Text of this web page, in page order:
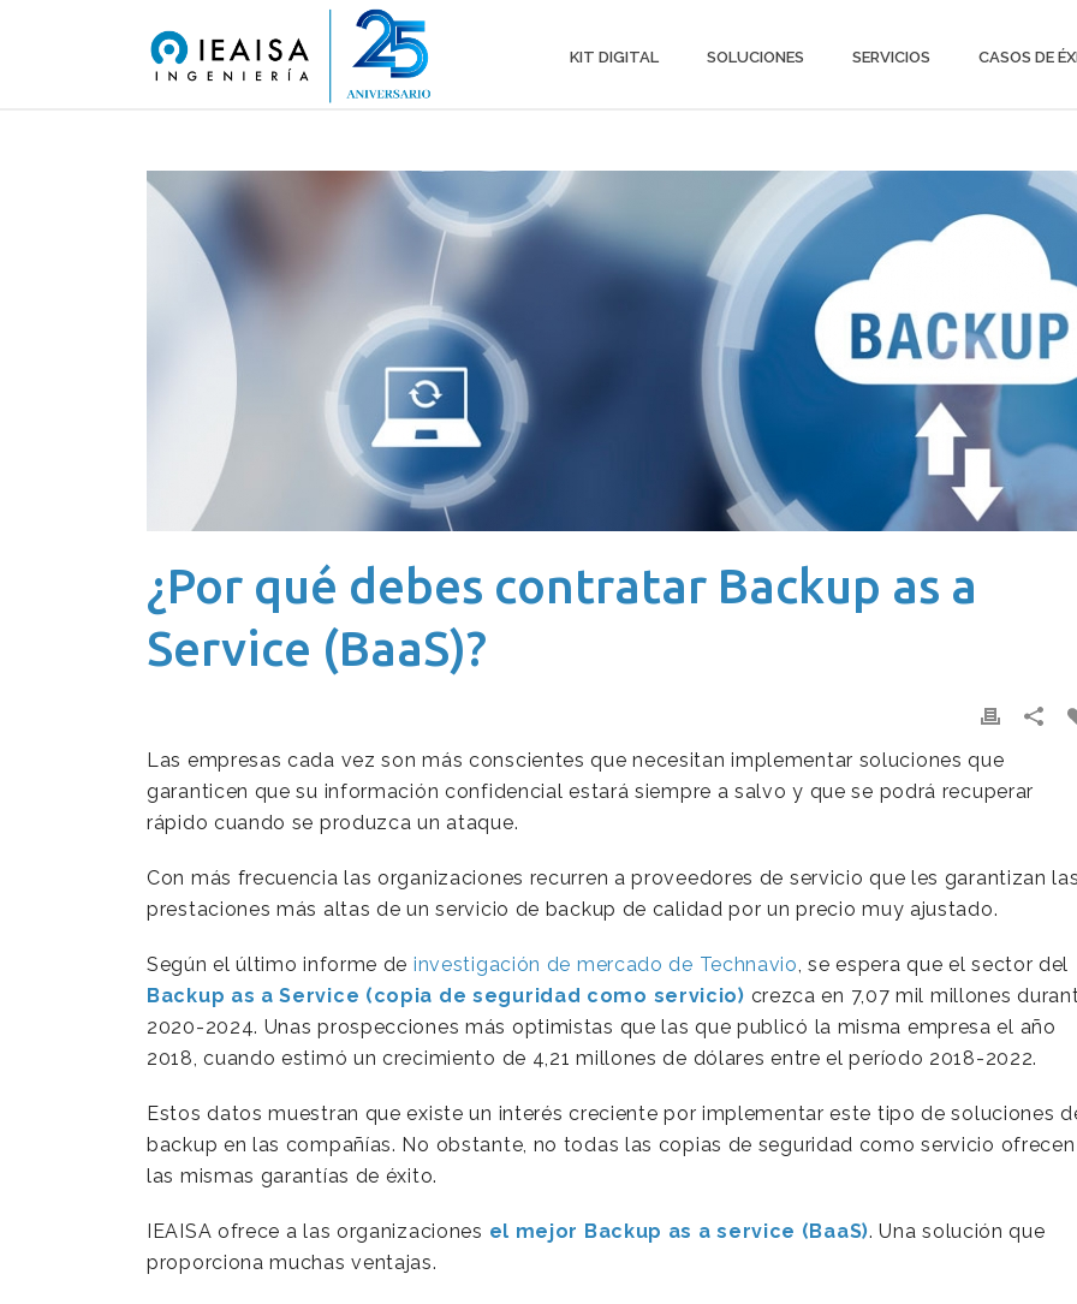
KIT DIGITAL SOLUCIONES SERVICIOS CASOS DE
¿Por qué debes contratar Backup as a
Service (BaaS)?
Las empresas cada vez son más conscientes que necesitan implementar soluciones que
garanticen que su información confidencial estará siempre a salvo y que se podrá recuperar
rápido cuando se produzca un ataque.
Con más frecuencia las organizaciones recurren a proveedores de servicio que les garantizan
prestaciones más altas de un servicio de backup de calidad por un precio muy ajustado.
Según el último informe de investigación de mercado de Technavio, se espera que el sector del
Backup as a Service (copia de seguridad como servicio) crezca en 7,07 mil millones
2020-2024. Unas prospecciones más optimistas que las que publicó la misma empresa el año
2018, cuando estimó un crecimiento de 4,21 millones de dólares entre el período 2018-2022.
Estos datos muestran que existe un interés creciente por implementar este tipo de soluciones
backup en las compañías. No obstante, no todas las copias de seguridad como servicio ofrecen
las mismas garantías de éxito.
IEAISA ofrece a las organizaciones el mejor Backup as a service (BaaS). Una solución que
proporciona muchas ventajas.